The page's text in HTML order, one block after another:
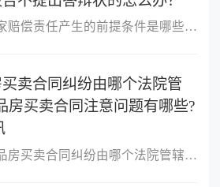
一、国家赔偿责任产生的前提条件是哪些国家赔偿责任产生的前提条件
卖合同纠纷由哪个法院管
房买卖合同注意问题有哪些?
一、商品房买卖合同纠纷由哪个法院管辖?很多人的概念中，只要是房屋